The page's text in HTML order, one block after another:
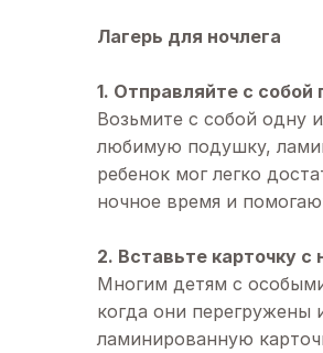
Лагерь для ночлега
1. Отправляйте с
Возьмите с собой одну
любимую подушку,
ребенок мог легко
ночное время и
2. Вставьте карточку
Многим детям с
когда они перегружены
ламинированную